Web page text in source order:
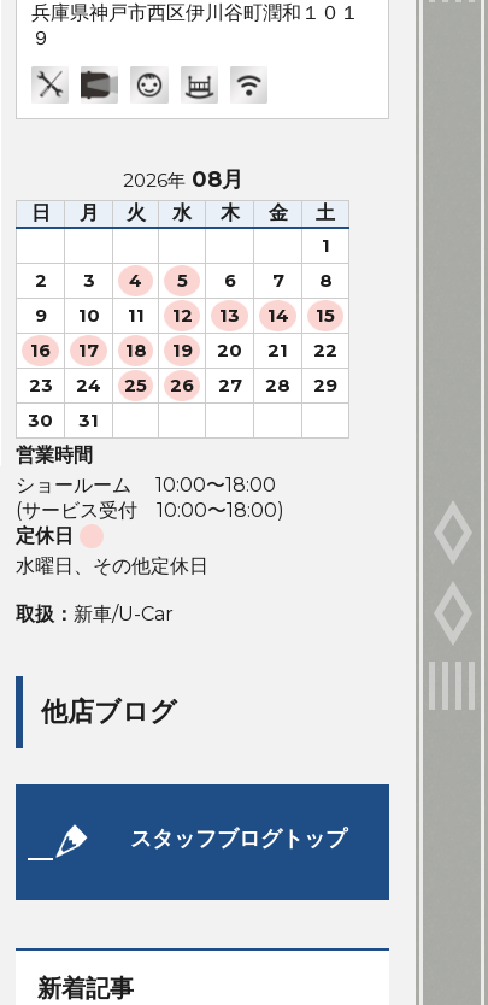
兵庫県神戸市西区伊川谷町潤和１０１
９
2026年 08月
日 月 火 水 木 金 土
1
2
3 4 5 6 7
8
9
10 11 12 13 14
15
16
17 18 19 20 21
22
23
24 25 26 27 28
29
30
31
営業時間
ショールーム 10:00〜18:00
(サービス受付 10:00〜18:00)
定休日
水曜日、その他定休日
取扱： 新車/U-Car
他店ブログ
スタッフブログトップ
新着記事